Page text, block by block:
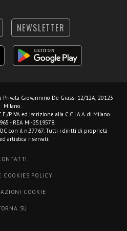
NEWSLETTER
Privata Giovannino De Grassi 12/12A, 20123
Milano.
P.IVA ed iscrizione alla C.C.I.A.A. di Milano
- REA MI-2519578.
con il n.37767. Tutti i diritti di proprietà
artistica riservati.
COOKIES POLICY
COOKIE
SU